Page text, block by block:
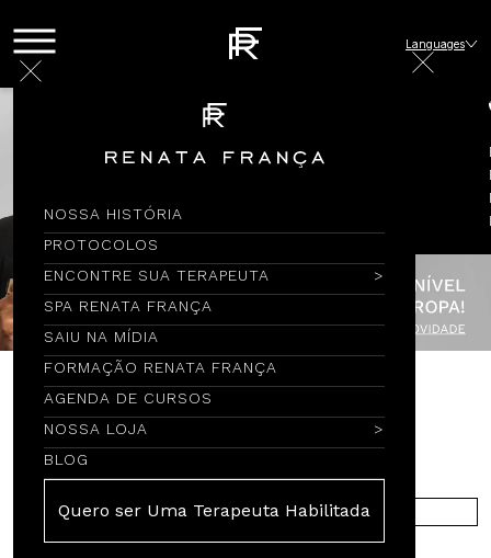
NOSSA HISTÓRIA
PROTOCOLOS
ENCONTRE SUA TERAPEUTA
SPA RENATA FRANÇA
SAIU NA MÍDIA
FORMAÇÃO RENATA FRANÇA
AGENDA DE CURSOS
NOSSA LOJA
BLOG
Quero ser Uma Terapeuta Habilitada
Languages
Encontre por Nome
COMPRE NA EUROPA